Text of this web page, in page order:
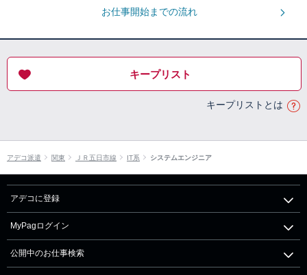
お仕事開始までの流れ
キープリスト
キープリストとは
アデコ派遣 関東 ＪＲ五日市線 IT系 システムエンジニア
アデコに登録
MyPagログイン
公開中のお仕事検索